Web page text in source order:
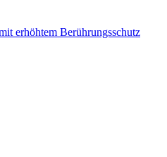
erhöhtem Berührungsschutz